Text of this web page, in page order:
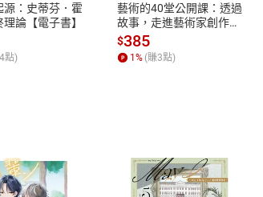
源：史蒂芬．霍
論【電子書】
點)
藝術的40堂公開課：透過
故事，走進藝術家創作現
場，看藝術如何誕生、如
何形塑人類生活【電子
書】
$385
1 % (賺3點)